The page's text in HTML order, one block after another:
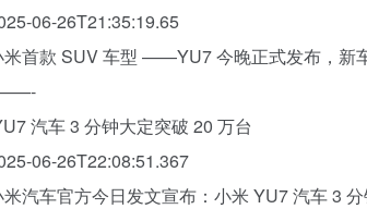
06-26T21:35:19.65
米首款 SUV 车型 ——YU7 今晚正式发布，新
汽车 3 分钟大定突破 20 万台
06-26T22:08:51.367
米汽车官方今日发文宣布：小米 YU7 汽车 3